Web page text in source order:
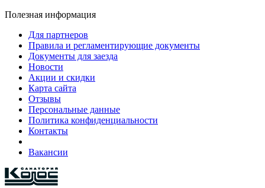
Полезная информация
Для партнеров
Правила и регламентирующие документы
Документы для заезда
Новости
Акции и скидки
Карта сайта
Отзывы
Персональные данные
Политика конфиденциальности
Контакты
Вакансии